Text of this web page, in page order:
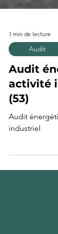
1 min de lecture
Audit
Audit
activité
(53)